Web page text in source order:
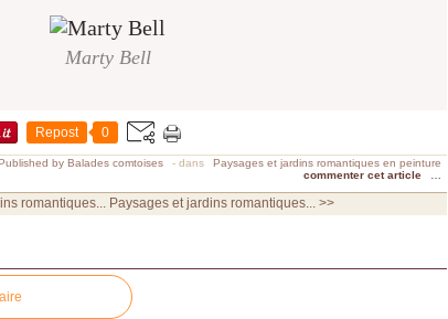
Marty Bell
Repost 0
by Balades comtoises - dans
Paysages et jardins romantiques en peinture
commenter cet article
romantiques... Paysages et jardins romantiques... >>